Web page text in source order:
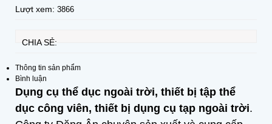
Lượt xem: 3866
CHIA SẺ:
Thông tin sản phẩm
Bình luận
Dụng cụ thể dục ngoài trời, thiết bị tập thể
dục công viên, thiết bị dụng cụ tạp ngoài trời.